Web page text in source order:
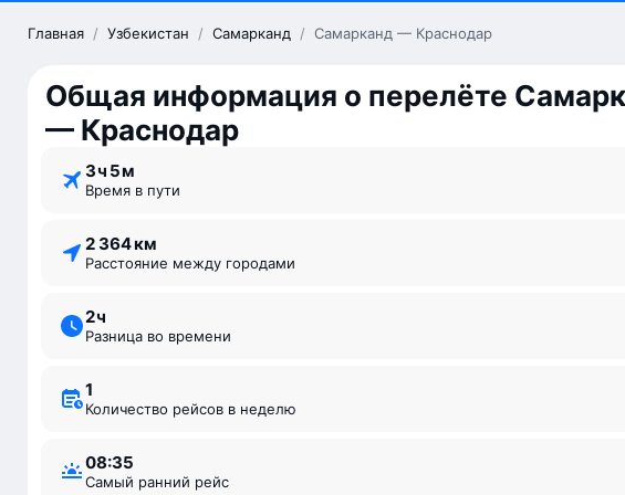
Главная / Узбекистан / Самарканд / Самарканд — Краснодар
Общая информация о перелёте
— Краснодар
3 ⁠ч 5 ⁠м
Время в пути
2 364 км
Расстояние между городами
2 ⁠ч
Разница во времени
1
Количество рейсов в неделю
08:35
Самый ранний рейс